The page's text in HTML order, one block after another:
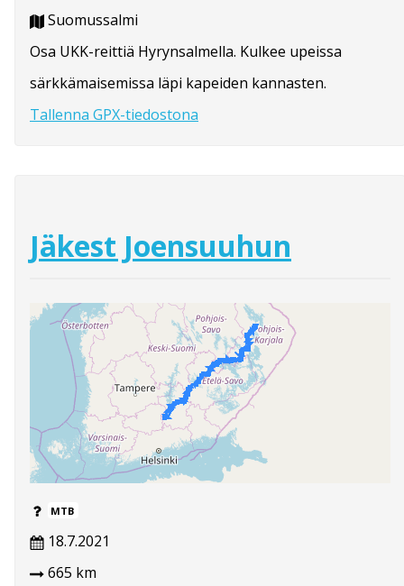
Suomussalmi
Osa UKK-reittiä Hyrynsalmella. Kulkee upeissa
särkkämaisemissa läpi kapeiden kannasten.
Tallenna GPX-tiedostona
Jäkest Joensuuhun
MTB
18.7.2021
665 km